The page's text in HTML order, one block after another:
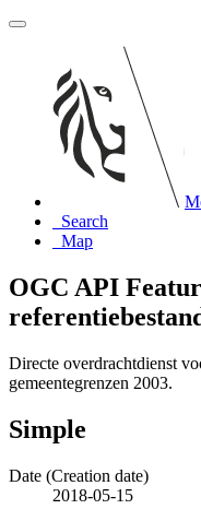
Search
Map
OGC API
Directe overdrachtdienst
gemeentegrenzen 2003.
Simple
Date (Creation date)
2018-05-15